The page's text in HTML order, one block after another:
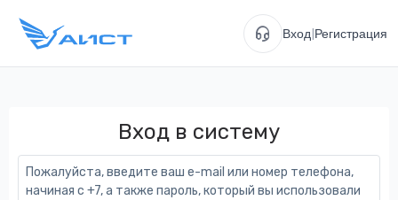
Вход|Регистрация
Вход в систему
Пожалуйста, введите ваш e-mail или номер телефона,
начиная с +7, а также пароль, который вы использовали